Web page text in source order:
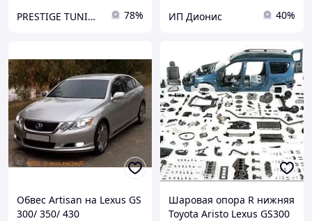
PRESTIGE TUNING 78% ИП Дионис 40%
Обвес Artisan на Lexus GS
300/ 350/ 430
Шаровая опора R нижняя
Toyota Aristo Lexus GS300